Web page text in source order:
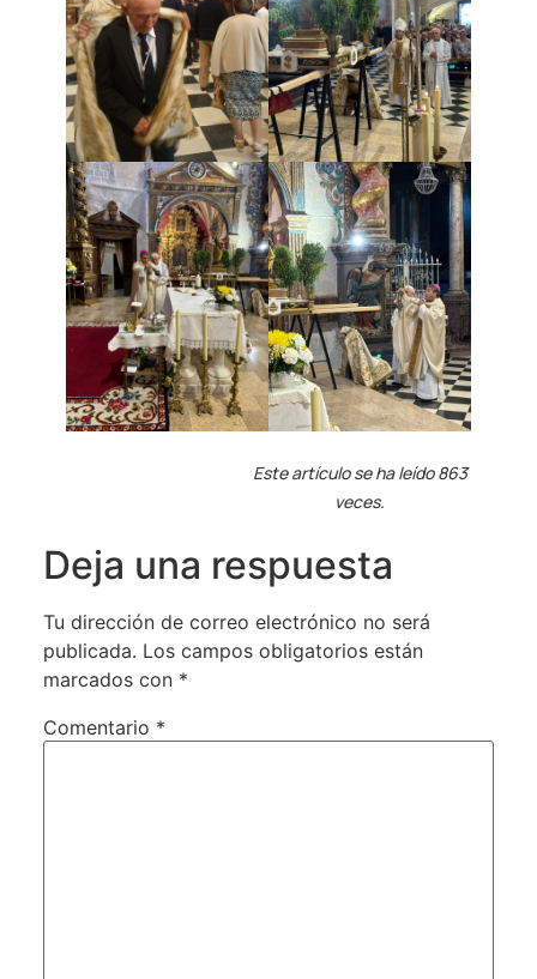
Este artículo se ha leído 863
veces.
Deja una respuesta
Tu dirección de correo electrónico no será
publicada. Los campos obligatorios están
marcados con *
Comentario *